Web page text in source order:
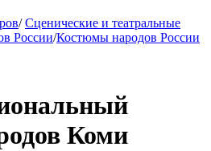
/ Сценические и театральные
России/Костюмы народов России
Коми